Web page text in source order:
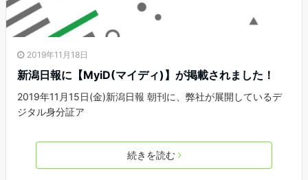
2019年11月18日
新潟日報に【MyiD(マイディ)】が掲載されました！
2019年11月15日(金)新潟日報 朝刊に、弊社が展開しているデ
ジタル身分証ア
続きを読む